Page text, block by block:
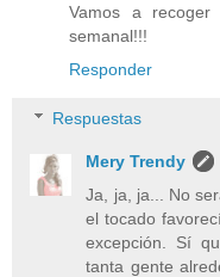
Vamos a
semanal!!!
Responder
Respuestas
Mery Trendy
Ja, ja, ja... No
el tocado
excepción. Sí
tanta gente